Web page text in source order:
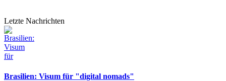
Letzte Nachrichten
Brasilien: Visum für "digital nomads"